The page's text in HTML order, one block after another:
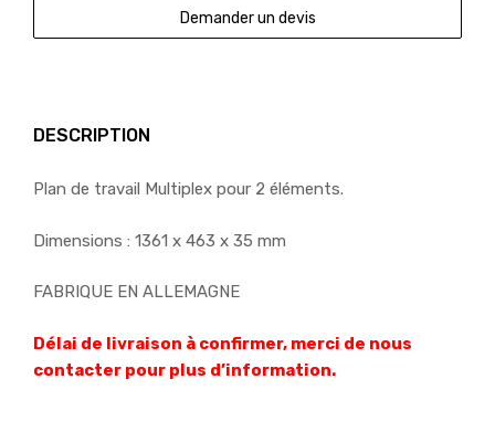
Demander un devis
DESCRIPTION
Plan de travail Multiplex pour 2 éléments.
Dimensions : 1361 x 463 x 35 mm
FABRIQUE EN ALLEMAGNE
Délai de livraison à confirmer, merci de nous
contacter pour plus d’information.